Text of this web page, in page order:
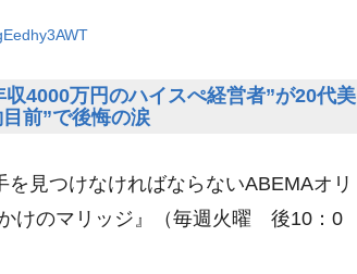
4000万円のハイスぺ経営者”が20代美
前”で後悔の涙
見つけなければならないABEMAオリ
けのマリッジ』（毎週火曜 後10：0